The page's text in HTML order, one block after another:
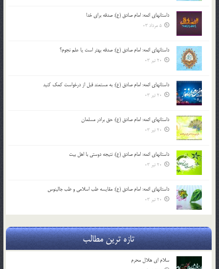
داستانهای ائمه: امام صادق (ع): صدقه برای خدا
5 مرداد 03
داستانهای ائمه: امام صادق (ع): صدقه بهتر است یا علم نجوم؟
20 تیر 03
داستانهای ائمه: امام صادق (ع): به مستمند قبل از درخواست کمک کنید
20 تیر 03
داستانهای ائمه: امام صادق (ع): حق برادر مسلمان
20 تیر 03
داستانهای ائمه: امام صادق (ع): نتیجه دوستی با اهل بیت
20 تیر 03
داستانهای ائمه: امام صادق (ع): مقایسه طب اسلامی و طب جالینوس
20 تیر 03
تازه ترین مطالب
سلام ای هلال محرم